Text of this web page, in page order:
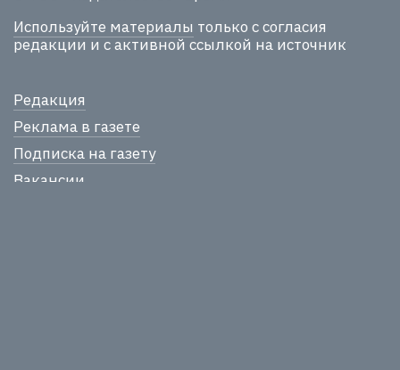
Используйте материалы только с согласия
редакции и с активной ссылкой на источник
Редакция
Реклама в газете
Подписка на газету
Вакансии